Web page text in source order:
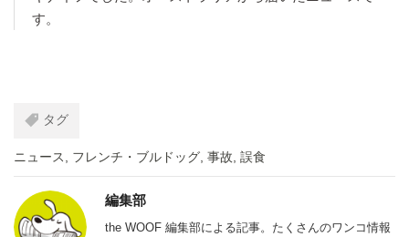
す。
タグ
ニュース フレンチ・ブルドッグ 事故 誤食
編集部
the WOOF 編集部による記事。たくさんのワンコ情報